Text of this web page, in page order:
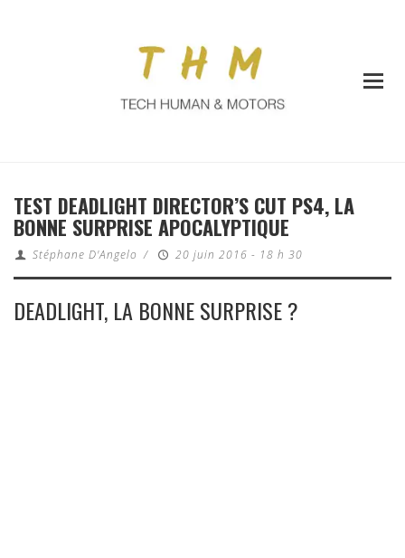
TEST DEADLIGHT DIRECTOR’S CUT PS4, LA
BONNE SURPRISE APOCALYPTIQUE
Stéphane D'Angelo / 20 juin 2016 - 18 h 30
DEADLIGHT, LA BONNE SURPRISE ?